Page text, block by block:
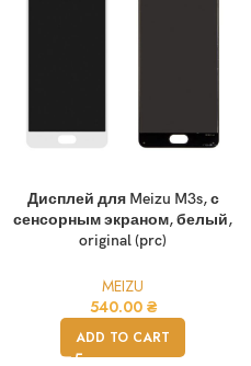
Дисплей для Meizu M3s, с
сенсорным экраном, белый,
original (prc)
MEIZU
540.00 ₴
ADD TO CART